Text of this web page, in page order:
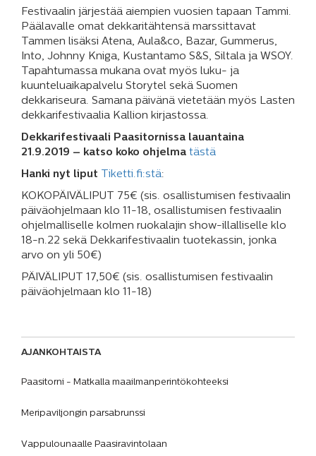
Festivaalin järjestää aiempien vuosien tapaan Tammi.
Päälavalle omat dekkaritähtensä marssittavat
Tammen lisäksi Atena, Aula&co, Bazar, Gummerus,
Into, Johnny Kniga, Kustantamo S&S, Siltala ja WSOY.
Tapahtumassa mukana ovat myös luku- ja
kuunteluaikapalvelu Storytel sekä Suomen
dekkariseura. Samana päivänä vietetään myös Lasten
dekkarifestivaalia Kallion kirjastossa.
Dekkarifestivaali Paasitornissa lauantaina
21.9.2019 – katso koko ohjelma tästä
Hanki nyt liput Tiketti.fi:stä:
KOKOPÄIVÄLIPUT 75€ (sis. osallistumisen festivaalin
päiväohjelmaan klo 11-18, osallistumisen festivaalin
ohjelmalliselle kolmen ruokalajin show-illalliselle klo
18-n.22 sekä Dekkarifestivaalin tuotekassin, jonka
arvo on yli 50€)
PÄIVÄLIPUT 17,50€ (sis. osallistumisen festivaalin
päiväohjelmaan klo 11-18)
AJANKOHTAISTA
Paasitorni - Matkalla maailmanperintökohteeksi
Meripaviljongin parsabrunssi
Vappulounaalle Paasiravintolaan